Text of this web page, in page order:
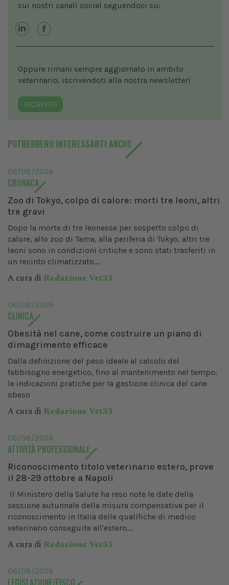
sui nostri canali social seguendoci su:
Oppure rimani sempre aggiornato in ambito
veterinario, iscrivendoti alla nostra newsletter!
ISCRIVITI
POTREBBERO INTERESSARTI ANCHE
06/08/2026
CRONACA
Zoo di Tokyo, colpo di calore: morti tre leoni, altri
tre gravi
Dopo la morte di tre leonesse per sospetto colpo di
calore, allo zoo di Tama, alla periferia di Tokyo, altri tre
leoni sono in condizioni critiche e sono stati trasferiti in
un recinto climatizzato....
A cura di Redazione Vet33
06/08/2026
CLINICA
Obesità nel cane, come costruire un piano di
dimagrimento efficace
Dalla definizione del peso ideale al calcolo del
fabbisogno energetico, fino al mantenimento nel tempo:
le indicazioni pratiche per la gestione clinica del cane
obeso
A cura di Redazione Vet33
06/08/2026
ATTIVITÀ PROFESSIONALE
Riconoscimento titolo veterinario estero, prove
il 28-29 ottobre a Napoli
Il Ministero della Salute ha reso note le date della
sessione autunnale della misura compensativa per il
riconoscimento in Italia delle qualifiche di medico
veterinario conseguite all'estero....
A cura di Redazione Vet33
06/08/2026